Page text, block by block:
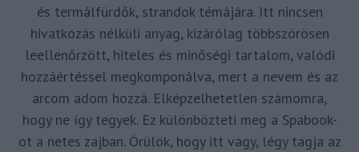
és termálfürdők, strandok témájára. Itt nincsen
hivatkozás nélküli anyag, kizárólag többszörösen
leellenőrzött, hiteles és minőségi tartalom, valódi
hozzáértéssel megkomponálva, mert a nevem és az
arcom adom hozzá. Elképzelhetetlen számomra,
hogy ne így tegyek. Ez különbözteti meg a Spabook-
ot a netes zajban. Örülök, hogy itt vagy, légy tagja az